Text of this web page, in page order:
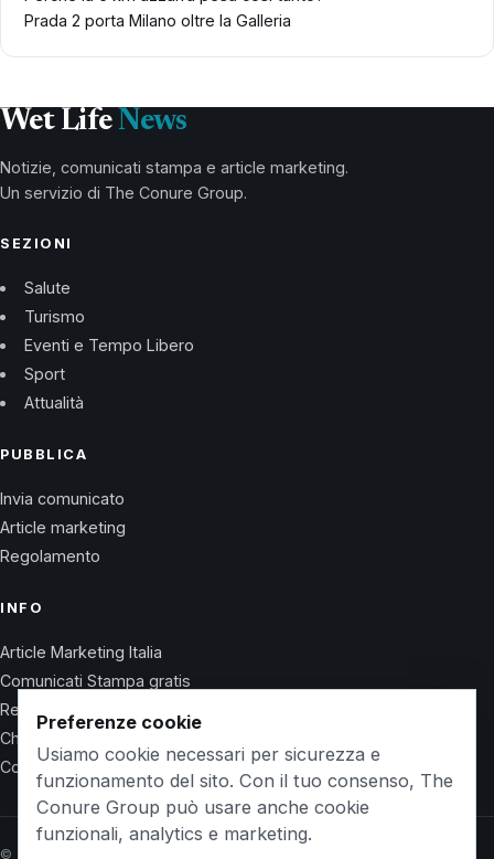
Prada 2 porta Milano oltre la Galleria
Wet Life News
Notizie, comunicati stampa e article marketing.
Un servizio di The Conure Group.
SEZIONI
Salute
Turismo
Eventi e Tempo Libero
Sport
Attualità
PUBBLICA
Invia comunicato
Article marketing
Regolamento
INFO
Article Marketing Italia
Comunicati Stampa gratis
Regolamento
Chi Siamo
Contatti
© 2026 Wet Life News · The Conure Group
Preferenze cookie
Usiamo cookie necessari per sicurezza e
funzionamento del sito. Con il tuo consenso, The
Conure Group può usare anche cookie
funzionali, analytics e marketing.